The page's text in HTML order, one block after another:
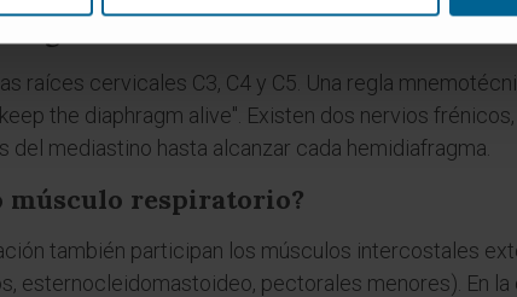
raíces cervicales C3, C4 y C5. Una regla
the diaphragm alive". Existen dos nervios
mediastino hasta alcanzar cada hemidiafragma.
músculo respiratorio?
también participan los músculos intercostales
esternocleidomastoideo, pectorales menores). En